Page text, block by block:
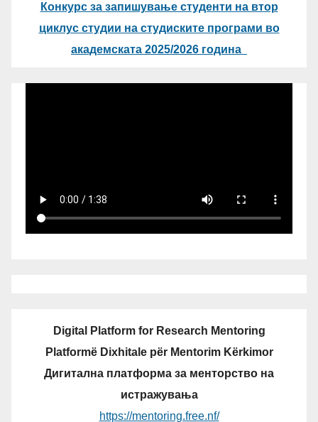
Конкурс за запишување студенти на втор
циклус студии на студиските програми во
академската 2025/2026 година
Digital Platform for Research Mentoring
Platformë Dixhitale për Mentorim Kërkimor
Дигитална платформа за менторство на
истражувања
https://mentoring.free.nf/